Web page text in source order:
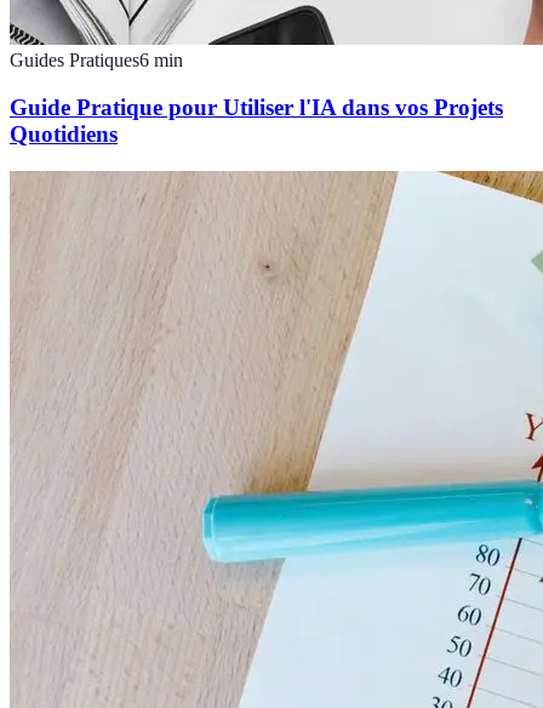
Guides Pratiques6 min
Guide Pratique pour Utiliser l'IA dans vos Projets
Quotidiens